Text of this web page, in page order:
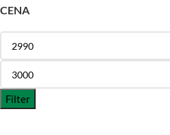
CENA
Filter